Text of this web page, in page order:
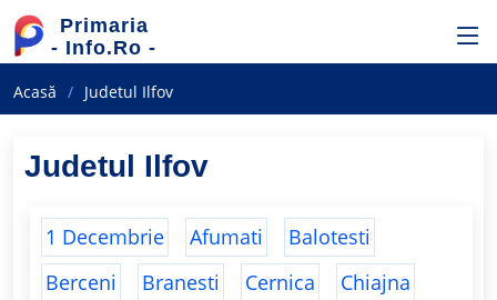
Primaria
- Info.Ro -
Acasă Judetul Ilfov
Judetul Ilfov
1 Decembrie Afumati
Balotesti
Berceni
Branesti Cernica
Chiajna